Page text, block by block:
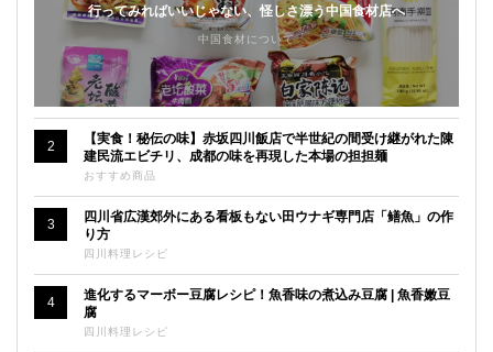
行ってみればいいじゃない、怪しさ漂う中国食材店へ
中国食材について
2
【実食！秘伝の味】赤坂四川飯店で半世紀の間受け継がれた陳
建民流エビチリ、成都の味を再現した本場の担担麺
おすすめ商品
3
四川省広漢郊外にある看板もない田ウナギ専門店「鳝魚」の作
り方
四川料理レシピ
4
進化するマーボー豆腐レシピ！魚香味の煮込み豆腐 | 魚香嫩豆
腐
四川料理レシピ